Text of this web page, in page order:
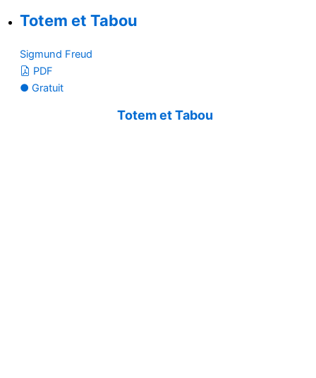
Totem et Tabou
Sigmund Freud
PDF
● Gratuit
Totem et Tabou